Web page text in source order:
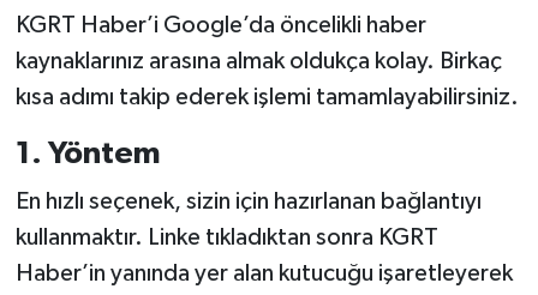
KGRT Haber’i Google’da öncelikli haber
kaynaklarınız arasına almak oldukça kolay. Birkaç
kısa adımı takip ederek işlemi tamamlayabilirsiniz.
1. Yöntem
En hızlı seçenek, sizin için hazırlanan bağlantıyı
kullanmaktır. Linke tıkladıktan sonra KGRT
Haber’in yanında yer alan kutucuğu işaretleyerek